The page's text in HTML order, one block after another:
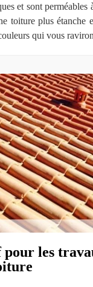
et sont perméables
toiture plus étanche
qui vous
les